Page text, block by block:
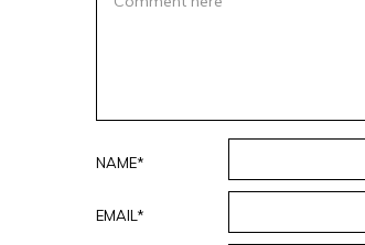
NAME*
EMAIL*